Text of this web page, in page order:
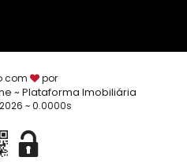
com por
~ Plataforma Imobiliária
~ 0.0000s